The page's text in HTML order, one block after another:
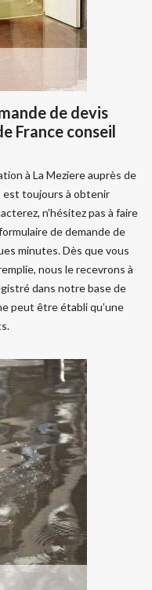
de devis
France conseil
à La Meziere auprès de
est toujours à obtenir
n’hésitez pas à faire
de demande de
minutes. Dès que vous
nous le recevrons à
dans notre base de
peut être établi qu’une